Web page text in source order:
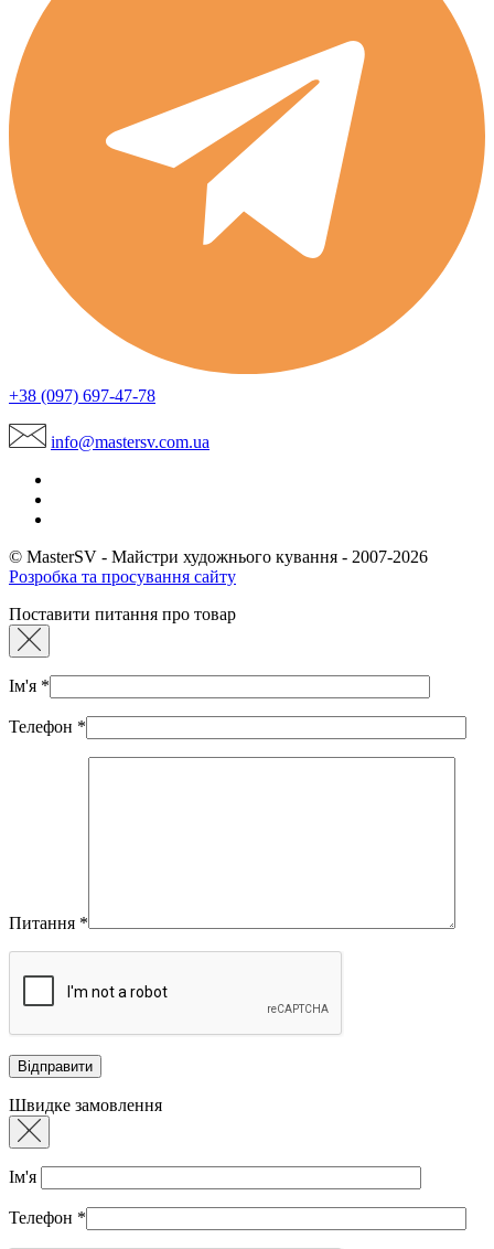
+38 (097) 697-47-78
info@mastersv.com.ua
© MasterSV - Майстри художнього кування - 2007-2026
Розробка та просування сайту
Поставити питання про товар
Ім'я *
Телефон *
Питання *
Швидке замовлення
Ім'я
Телефон *